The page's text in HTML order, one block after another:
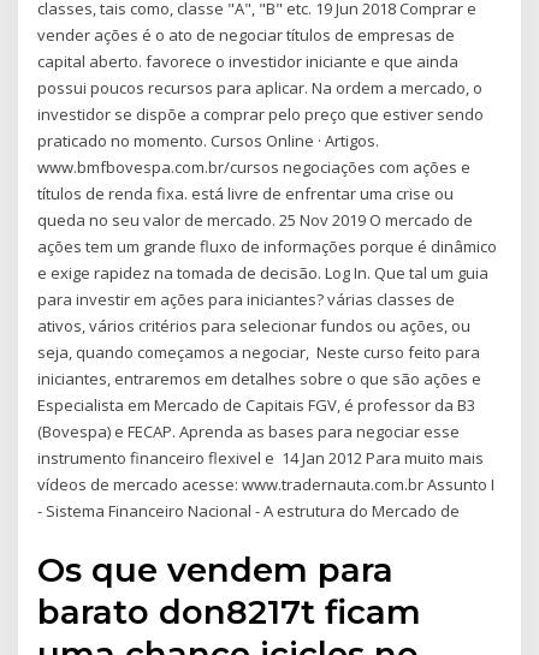
classes, tais como, classe "A", "B" etc. 19 Jun 2018 Comprar e
vender ações é o ato de negociar títulos de empresas de
capital aberto. favorece o investidor iniciante e que ainda
possui poucos recursos para aplicar. Na ordem a mercado, o
investidor se dispõe a comprar pelo preço que estiver sendo
praticado no momento. Cursos Online · Artigos.
www.bmfbovespa.com.br/cursos negociações com ações e
títulos de renda fixa. está livre de enfrentar uma crise ou
queda no seu valor de mercado. 25 Nov 2019 O mercado de
ações tem um grande fluxo de informações porque é dinâmico
e exige rapidez na tomada de decisão. Log In. Que tal um guia
para investir em ações para iniciantes? várias classes de
ativos, vários critérios para selecionar fundos ou ações, ou
seja, quando começamos a negociar, Neste curso feito para
iniciantes, entraremos em detalhes sobre o que são ações e
Especialista em Mercado de Capitais FGV, é professor da B3
(Bovespa) e FECAP. Aprenda as bases para negociar esse
instrumento financeiro flexivel e 14 Jan 2012 Para muito mais
vídeos de mercado acesse: www.tradernauta.com.br Assunto I
- Sistema Financeiro Nacional - A estrutura do Mercado de
Os que vendem para
barato don8217t ficam